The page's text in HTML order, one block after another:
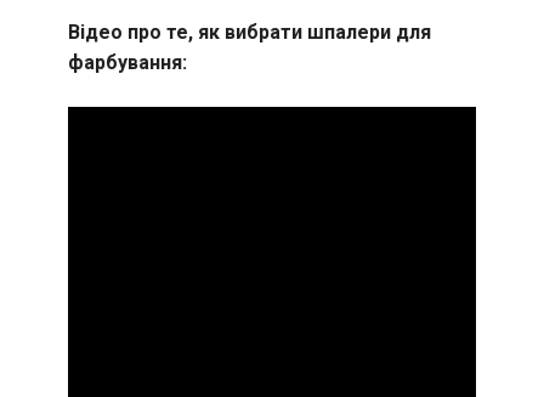
Відео про те, як вибрати шпалери для
фарбування: